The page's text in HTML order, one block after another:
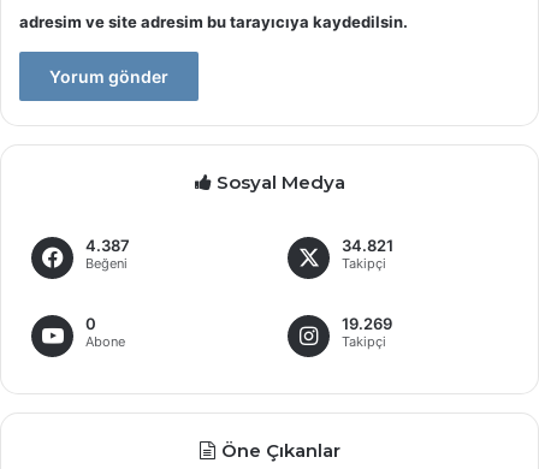
adresim ve site adresim bu tarayıcıya kaydedilsin.
Sosyal Medya
4.387
Beğeni
34.821
Takipçi
0
Abone
19.269
Takipçi
Öne Çıkanlar